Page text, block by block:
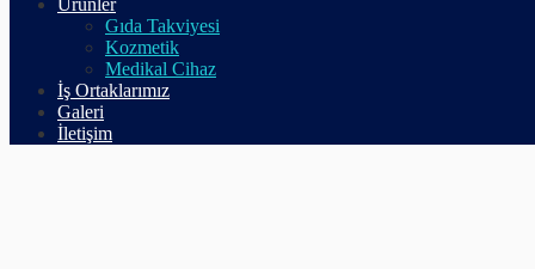
Ürünler
Gıda Takviyesi
Kozmetik
Medikal Cihaz
İş Ortaklarımız
Galeri
İletişim